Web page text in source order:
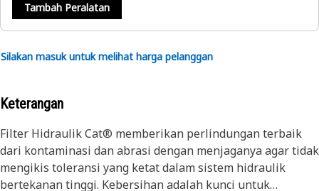
Tambah Peralatan
Silakan masuk untuk melihat harga pelanggan
Keterangan
Filter Hidraulik Cat® memberikan perlindungan terbaik
dari kontaminasi dan abrasi dengan menjaganya agar tidak
mengikis toleransi yang ketat dalam sistem hidraulik
bertekanan tinggi. Kebersihan adalah kunci untuk